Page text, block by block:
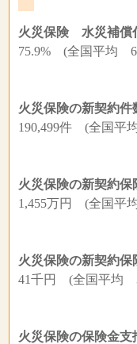
火災保険 水災補償
75.9% (全国平均
火災保険の新契約
190,499件 (全国平
火災保険の新契約
1,455万円 (全国平
火災保険の新契約
41千円 (全国平均
火災保険の保険金